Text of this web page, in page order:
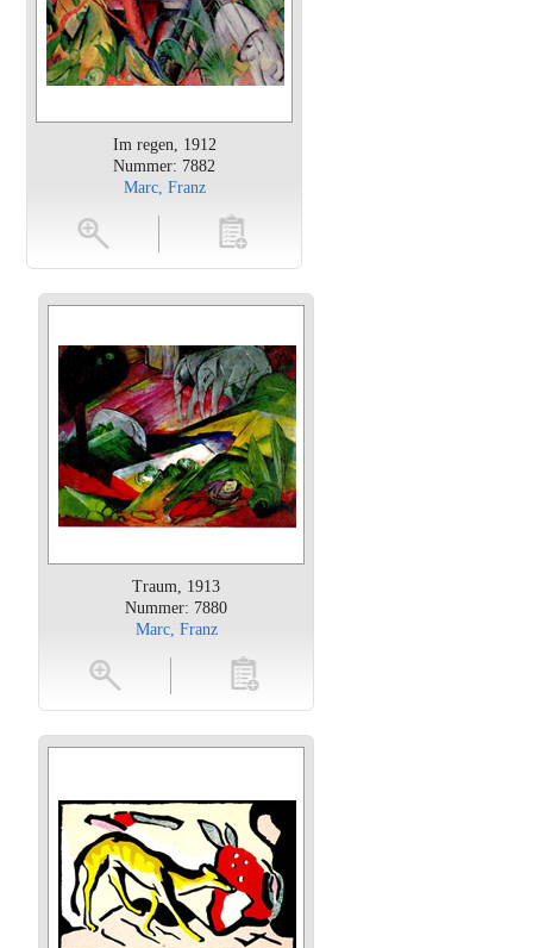
Im regen, 1912
Nummer: 7882
Marc, Franz
toevoegen
Traum, 1913
Nummer: 7880
Marc, Franz
toevoegen